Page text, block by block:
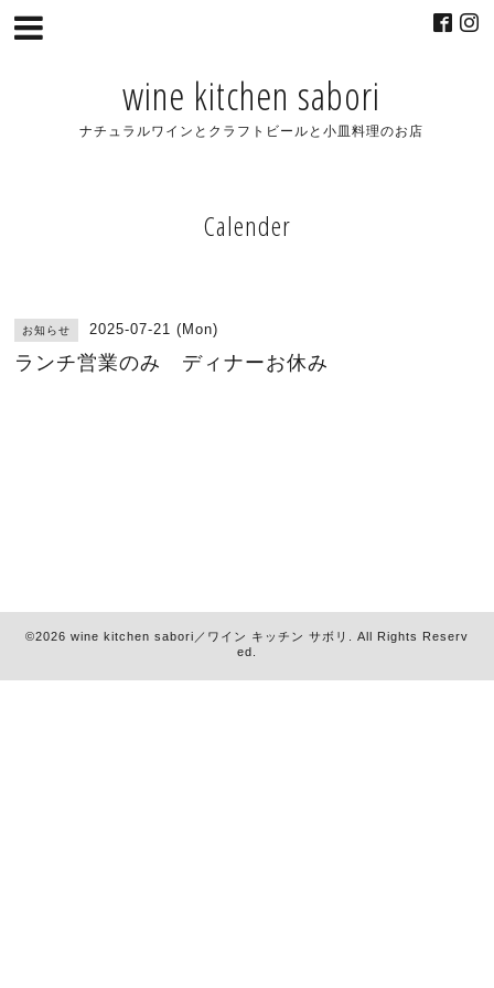
wine kitchen sabori
ナチュラルワインとクラフトビールと小皿料理のお店
Calender
お知らせ 2025-07-21 (Mon)
ランチ営業のみ ディナーお休み
©2026 wine kitchen sabori／ワイン キッチン サボリ
. All Rights Reserv
ed.